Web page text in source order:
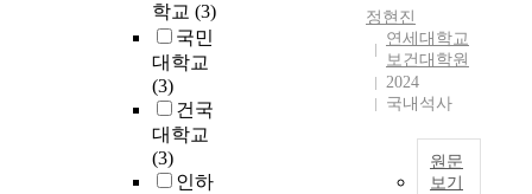
학교 (3)
국민
대학교
(3)
건국
대학교
(3)
인하
정현진
연세대학교
보건대학원
2024
국내석사
원문
보기